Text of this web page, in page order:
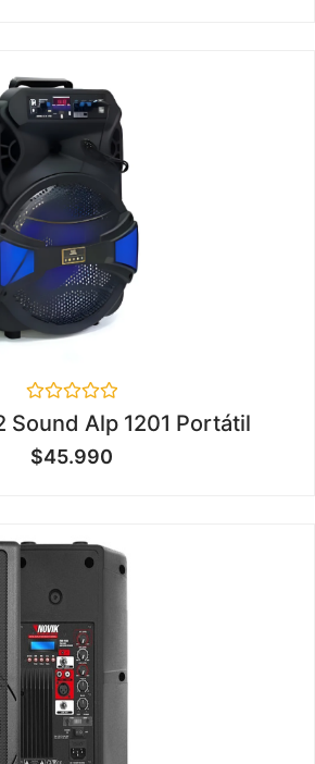
Valorado
en
0
de
Sound Alp 1201 Portátil
$45.990